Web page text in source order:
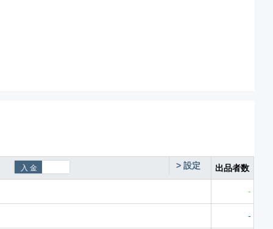
> 設定 出品者数
-
-